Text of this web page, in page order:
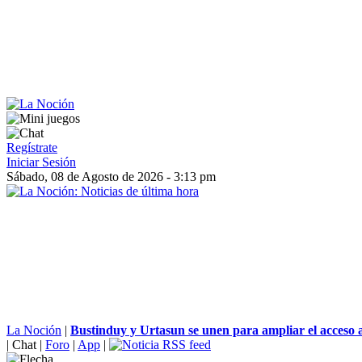
Regístrate
Iniciar Sesión
Sábado, 08 de Agosto de 2026 - 3:13 pm
La Noción | Bustinduy y Urtasun se unen para ampliar el acceso
| Chat | Foro | App |